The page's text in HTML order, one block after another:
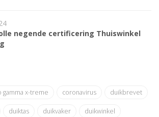
negende certificering Thuiswinkel
gamma x-treme coronavirus duikbrevet
duiktas duikvaker duikwinkel